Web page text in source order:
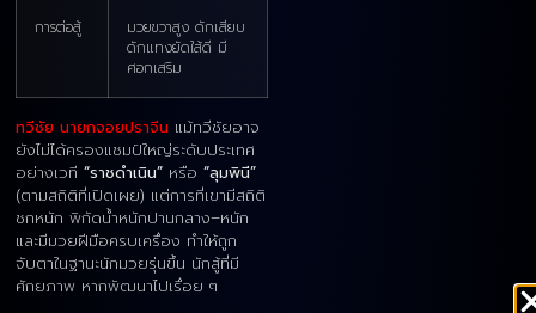
การต่อสู้
มวยขวาสูง ดักเสียบ
ดักแทงยัดใส้ดี มี
ศอกเสริม
ทวีชัย นายกจอยปราจีน แม้ทวีชัยอาจ
ยังไม่ได้ครองแชมป์ใหญ่ระดับประเทศ
อย่างเวที “ราชดำเนิน” หรือ “ลุมพินี”
(ตามสถิติที่เปิดเผย) แต่การที่เขามีสถิติ
ชกหนัก พิกัดน้ำหนักปานกลาง–หนัก
และมีมวยฝีมือครบเครื่อง ทำให้ถูก
จับตาในฐานะนักมวยรุ่นขึ้น นักสู้ที่มี
ศักยภาพ หากพัฒนาไปเรื่อย ๆ